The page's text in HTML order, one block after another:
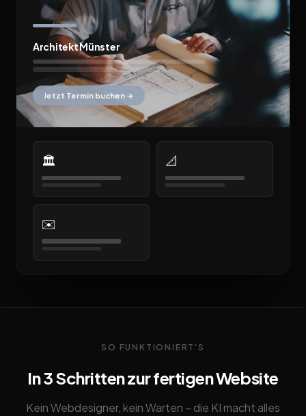
Architekt Münster
Jetzt Termin buchen →
🏛️ 📐
✉️
SO FUNKTIONIERT'S
In 3 Schritten zur fertigen Website
Kein Webdesigner, kein Warten – die KI macht alles